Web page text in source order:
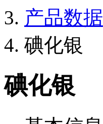
产品数据
碘化银
碘化银